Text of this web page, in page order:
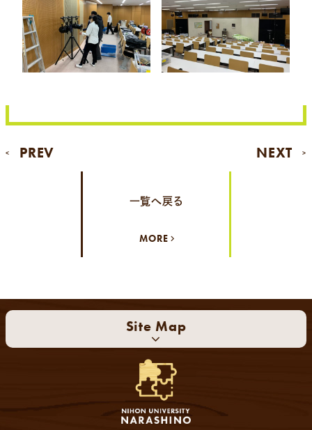
< PREV NEXT >
一覧へ戻る
MORE
Site Map